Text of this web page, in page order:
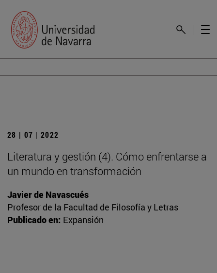
28 | 07 | 2022
Literatura y gestión (4). Cómo enfrentarse a
un mundo en transformación
Javier de Navascués
Profesor de la Facultad de Filosofía y Letras
Publicado en: Expansión